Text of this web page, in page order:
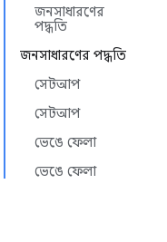
জনসাধারণের
পদ্ধতি
জনসাধারণের পদ্ধতি
সেটআপ
সেটআপ
ভেঙে ফেলা
ভেঙে ফেলা